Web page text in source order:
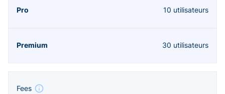
10 utilisateurs
30 utilisateurs
Fees